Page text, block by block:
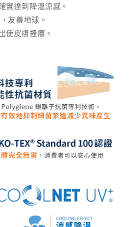
實達到降溫涼感。
友善地球。
使皮膚搔癢。